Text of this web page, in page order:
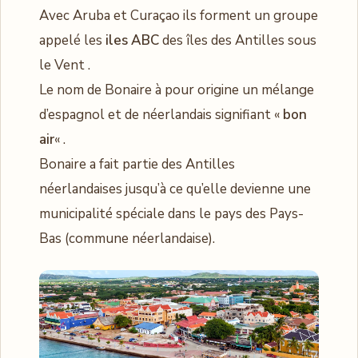
Avec Aruba et Curaçao ils forment un groupe
appelé les iles ABCdes îles des Antilles sous
le Vent .
Le nom de Bonaire à pour origine un mélange
d’espagnol et de néerlandais signifiant « bon
air« .
Bonaire a fait partie des Antilles
néerlandaises jusqu’à ce qu’elle devienne une
municipalité spéciale dans le pays des Pays-
Bas (commune néerlandaise).